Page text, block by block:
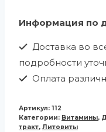
Информация по
Доставка во
подробности
Оплата
Артикул: 112
Категории: Витамины,
тракт, Литовиты